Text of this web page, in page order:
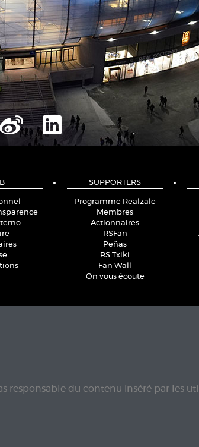
SUPPORTERS
Programme Realzale
Membres
Actionnaires
RSFan
Peñas
RS Txiki
Fan Wall
On vous écoute
responsable du contenu inséré par les